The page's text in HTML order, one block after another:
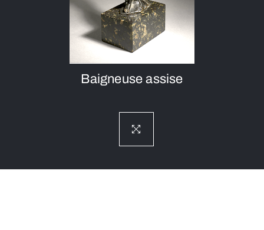
Baigneuse assise